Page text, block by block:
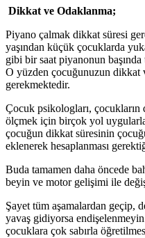
Dikkat ve Odaklanma;
Piyano çalmak dikkat süresi
yaşından küçük çocuklarda
gibi bir saat piyanonun
O yüzden çocuğunuzun dikkat
gerekmektedir.
Çocuk psikologları,
ölçmek için birçok yol
çocuğun dikkat süresinin
eklenerek hesaplanması
Buda tamamen daha öncede
beyin ve motor gelişimi ile
Şayet tüm aşamalardan geçip,
yavaş gidiyorsa
çocuklara çok sabırla